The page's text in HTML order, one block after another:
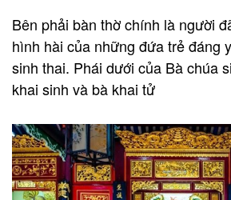
Bên phải bàn thờ chính là người
hình hài của những đứa trẻ đáng
sinh thai. Phái dưới của Bà chúa
khai sinh và bà khai tử